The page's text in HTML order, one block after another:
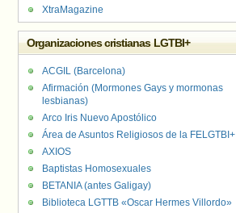
XtraMagazine
Organizaciones cristianas LGTBI+
ACGIL (Barcelona)
Afirmación (Mormones Gays y mormonas
lesbianas)
Arco Iris Nuevo Apostólico
Área de Asuntos Religiosos de la FELGTBI+
AXIOS
Baptistas Homosexuales
BETANIA (antes Galigay)
Biblioteca LGTTB «Oscar Hermes Villordo»